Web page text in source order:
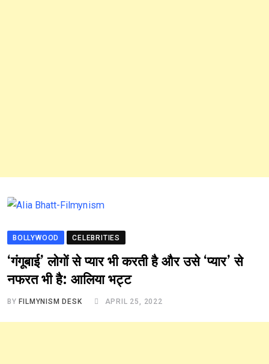
BOLLYWOOD CELEBRITIES
‘गंगूबाई’ लोगों से प्यार भी करती है और उसे ‘प्यार’ से
नफरत भी है: आलिया भट्ट
BYFILMYNISM DESK APRIL 25, 2022